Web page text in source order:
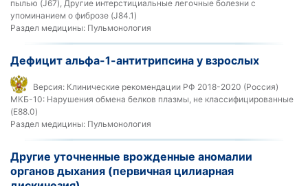
пылью (J67), Другие интерстициальные легочные болезни с
упоминанием о фиброзе (J84.1)
Раздел медицины: Пульмонология
Дефицит альфа-1-антитрипсина у взрослых
Версия: Клинические рекомендации РФ 2018-2020 (Россия)
МКБ-10: Нарушения обмена белков плазмы, не классифицированные
(E88.0)
Раздел медицины: Пульмонология
Другие уточненные врожденные аномалии
органов дыхания (первичная цилиарная